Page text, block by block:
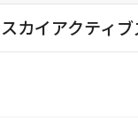
スカイアクティ